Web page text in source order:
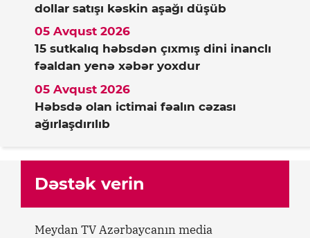
dollar satışı kəskin aşağı düşüb
15 sutkalıq həbsdən çıxmış dini inanclı
fəaldan yenə xəbər yoxdur
05 Avqust 2026
Həbsdə olan ictimai fəalın cəzası
ağırlaşdırılıb
05 Avqust 2026
Dəstək verin
Meydan TV Azərbaycanın media